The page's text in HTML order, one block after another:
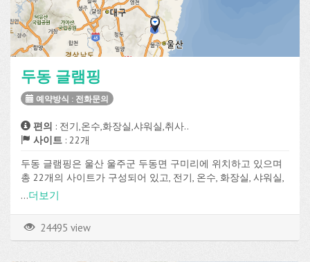
두동 글램핑
예약방식 : 전화문의
편의 : 전기,온수,화장실,샤워실,취사..
사이트 : 22개
두동 글램핑은 울산 울주군 두동면 구미리에 위치하고 있으며
총 22개의 사이트가 구성되어 있고, 전기, 온수, 화장실, 샤워실,
취사장, 매점 등의 편의시설과 수영장을 이용할 수 있습니다.
...더보기
24495 view